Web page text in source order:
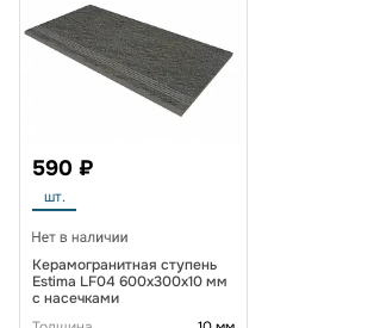
590 ₽
шт.
Керамогранитная ступень
Estima LF04 600x300x10 мм
с насечками